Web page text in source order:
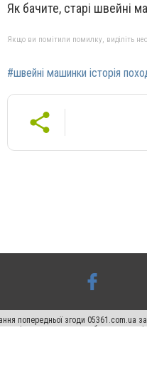
Як бачите, старі швейні
Якщо ви помітили помилку, виділіть
#швейні машинки історія
попередньої згоди
не нижче другого абзацу в